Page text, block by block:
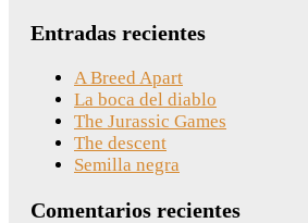
Entradas recientes
A Breed Apart
La boca del diablo
The Jurassic Games
The descent
Semilla negra
Comentarios recientes